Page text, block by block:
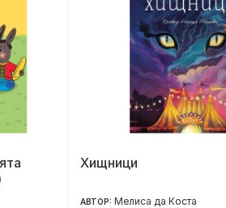
Хищници
АВТОР: Мелиса да Коста